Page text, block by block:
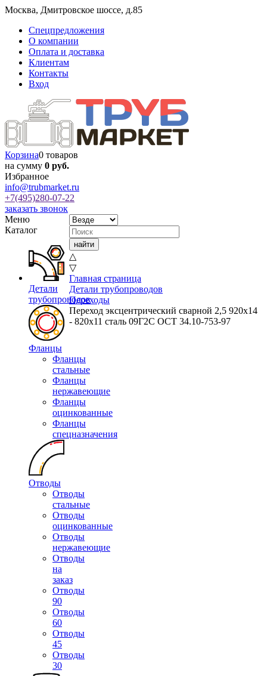
Москва, Дмитровское шоссе, д.85
Спецпредложения
О компании
Оплата и доставка
Клиентам
Контакты
Вход
Корзина0 товаров
на сумму 0 руб.
Избранное
info@trubmarket.ru
+7(495)280-07-22
заказать звонок
Меню
Каталог
Детали
трубопроводов
Фланцы
Фланцы
стальные
Фланцы
нержавеющие
Фланцы
оцинкованные
Фланцы
спецназначения
Отводы
Отводы
стальные
Отводы
оцинкованные
Отводы
нержавеющие
Отводы
на
заказ
Отводы
90
Отводы
60
Отводы
45
Отводы
30
△
▽
Главная страница
Детали трубопроводов
Переходы
Переход эксцентрический сварной 2,5 920х14
- 820х11 сталь 09Г2С ОСТ 34.10-753-97